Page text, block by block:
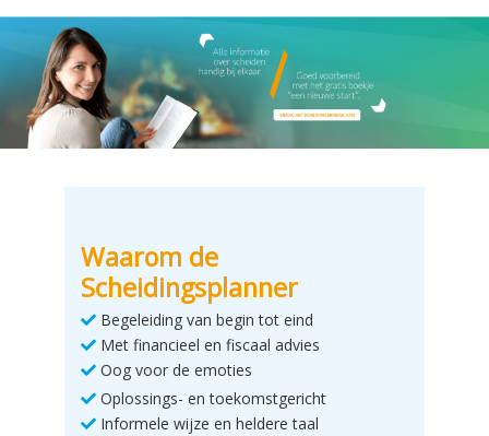
Waarom de
Scheidingsplanner
Begeleiding van begin tot eind
Met financieel en fiscaal advies
Oog voor de emoties
Oplossings- en toekomstgericht
Informele wijze en heldere taal